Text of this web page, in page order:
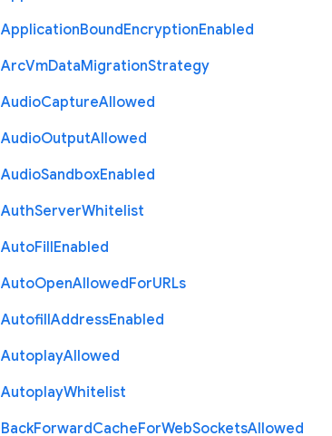
ApplicationBoundEncryptionEnabled
ArcVmDataMigrationStrategy
AudioCaptureAllowed
AudioOutputAllowed
AudioSandboxEnabled
AuthServerWhitelist
AutoFillEnabled
AutoOpenAllowedForURLs
AutofillAddressEnabled
AutoplayAllowed
AutoplayWhitelist
BackForwardCacheForWebSocketsAllowed